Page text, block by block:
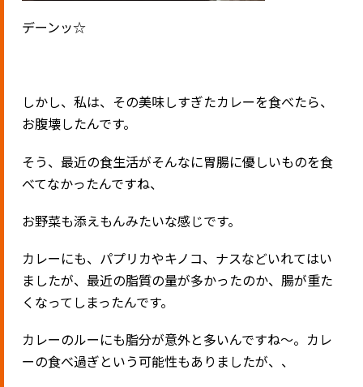
デーンッ☆
しかし、私は、その美味しすぎたカレーを食べたら、
お腹壊したんです。
そう、最近の食生活がそんなに胃腸に優しいものを食
べてなかったんですね、
お野菜も添えもんみたいな感じです。
カレーにも、パプリカやキノコ、ナスなどいれてはい
ましたが、最近の脂質の量が多かったのか、腸が重た
くなってしまったんです。
カレーのルーにも脂分が意外と多いんですね〜。カレ
ーの食べ過ぎという可能性もありましたが、、